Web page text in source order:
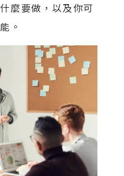
麼要做，以及你可
。